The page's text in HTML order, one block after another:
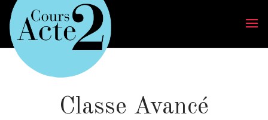
Classe Avancé